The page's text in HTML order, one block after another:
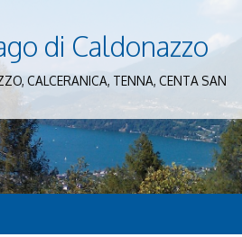
di Caldonazzo
CALCERANICA, TENNA, CENTA SAN